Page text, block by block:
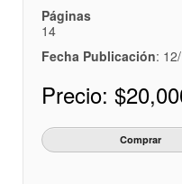
Páginas
14
Fecha Publicación:
Precio: